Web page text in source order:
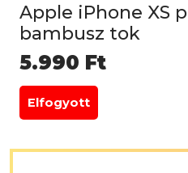
Apple iPhone XS
bambusz tok
5.990 Ft
Elfogyott